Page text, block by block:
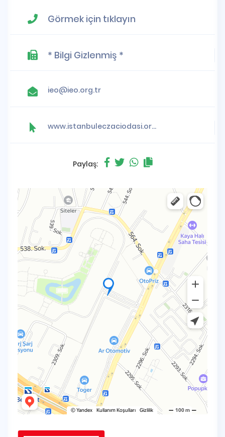
Görmek için tıklayın
* Bilgi Gizlenmiş *
ieo@ieo.org.tr
www.istanbuleczaciodasi.org.tr
Paylaş: